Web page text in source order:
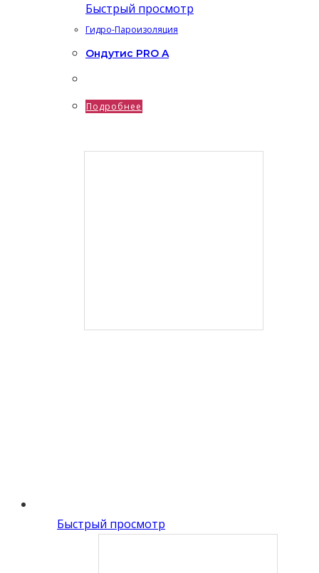
Быстрый просмотр
Гидро-Пароизоляция
Ондутис PRO A
Подробнее
Быстрый просмотр